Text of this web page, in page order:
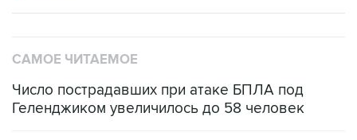
САМОЕ ЧИТАЕМОЕ
Число пострадавших при атаке БПЛА под
Геленджиком увеличилось до 58 человек